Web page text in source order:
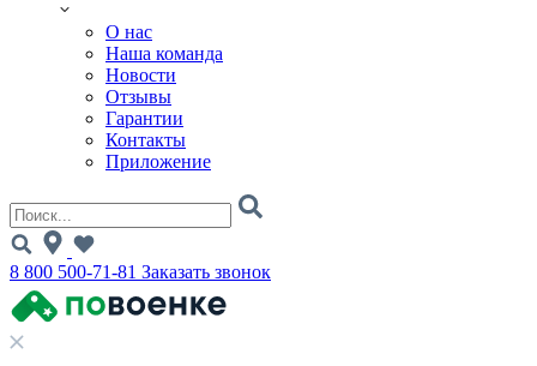
О нас
Наша команда
Новости
Отзывы
Гарантии
Контакты
Приложение
8 800 500-71-81 Заказать звонок